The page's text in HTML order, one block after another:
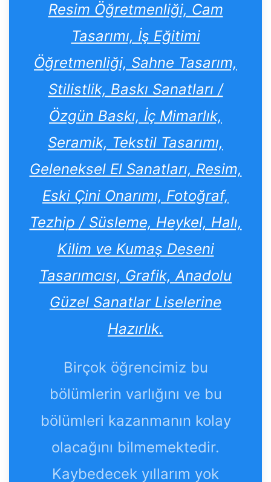
Resim Öğretmenliği, Cam
Tasarımı, İş Eğitimi
Öğretmenliği, Sahne Tasarım,
Stilistlik, Baskı Sanatları /
Özgün Baskı, İç Mimarlık,
Seramik, Tekstil Tasarımı,
Geleneksel El Sanatları, Resim,
Eski Çini Onarımı, Fotoğraf,
Tezhip / Süsleme, Heykel, Halı,
Kilim ve Kumaş Deseni
Tasarımcısı, Grafik, Anadolu
Güzel Sanatlar Liselerine
Hazırlık.
Birçok öğrencimiz bu
bölümlerin varlığını ve bu
bölümleri kazanmanın kolay
olacağını bilmemektedir.
Kaybedecek yıllarım yok